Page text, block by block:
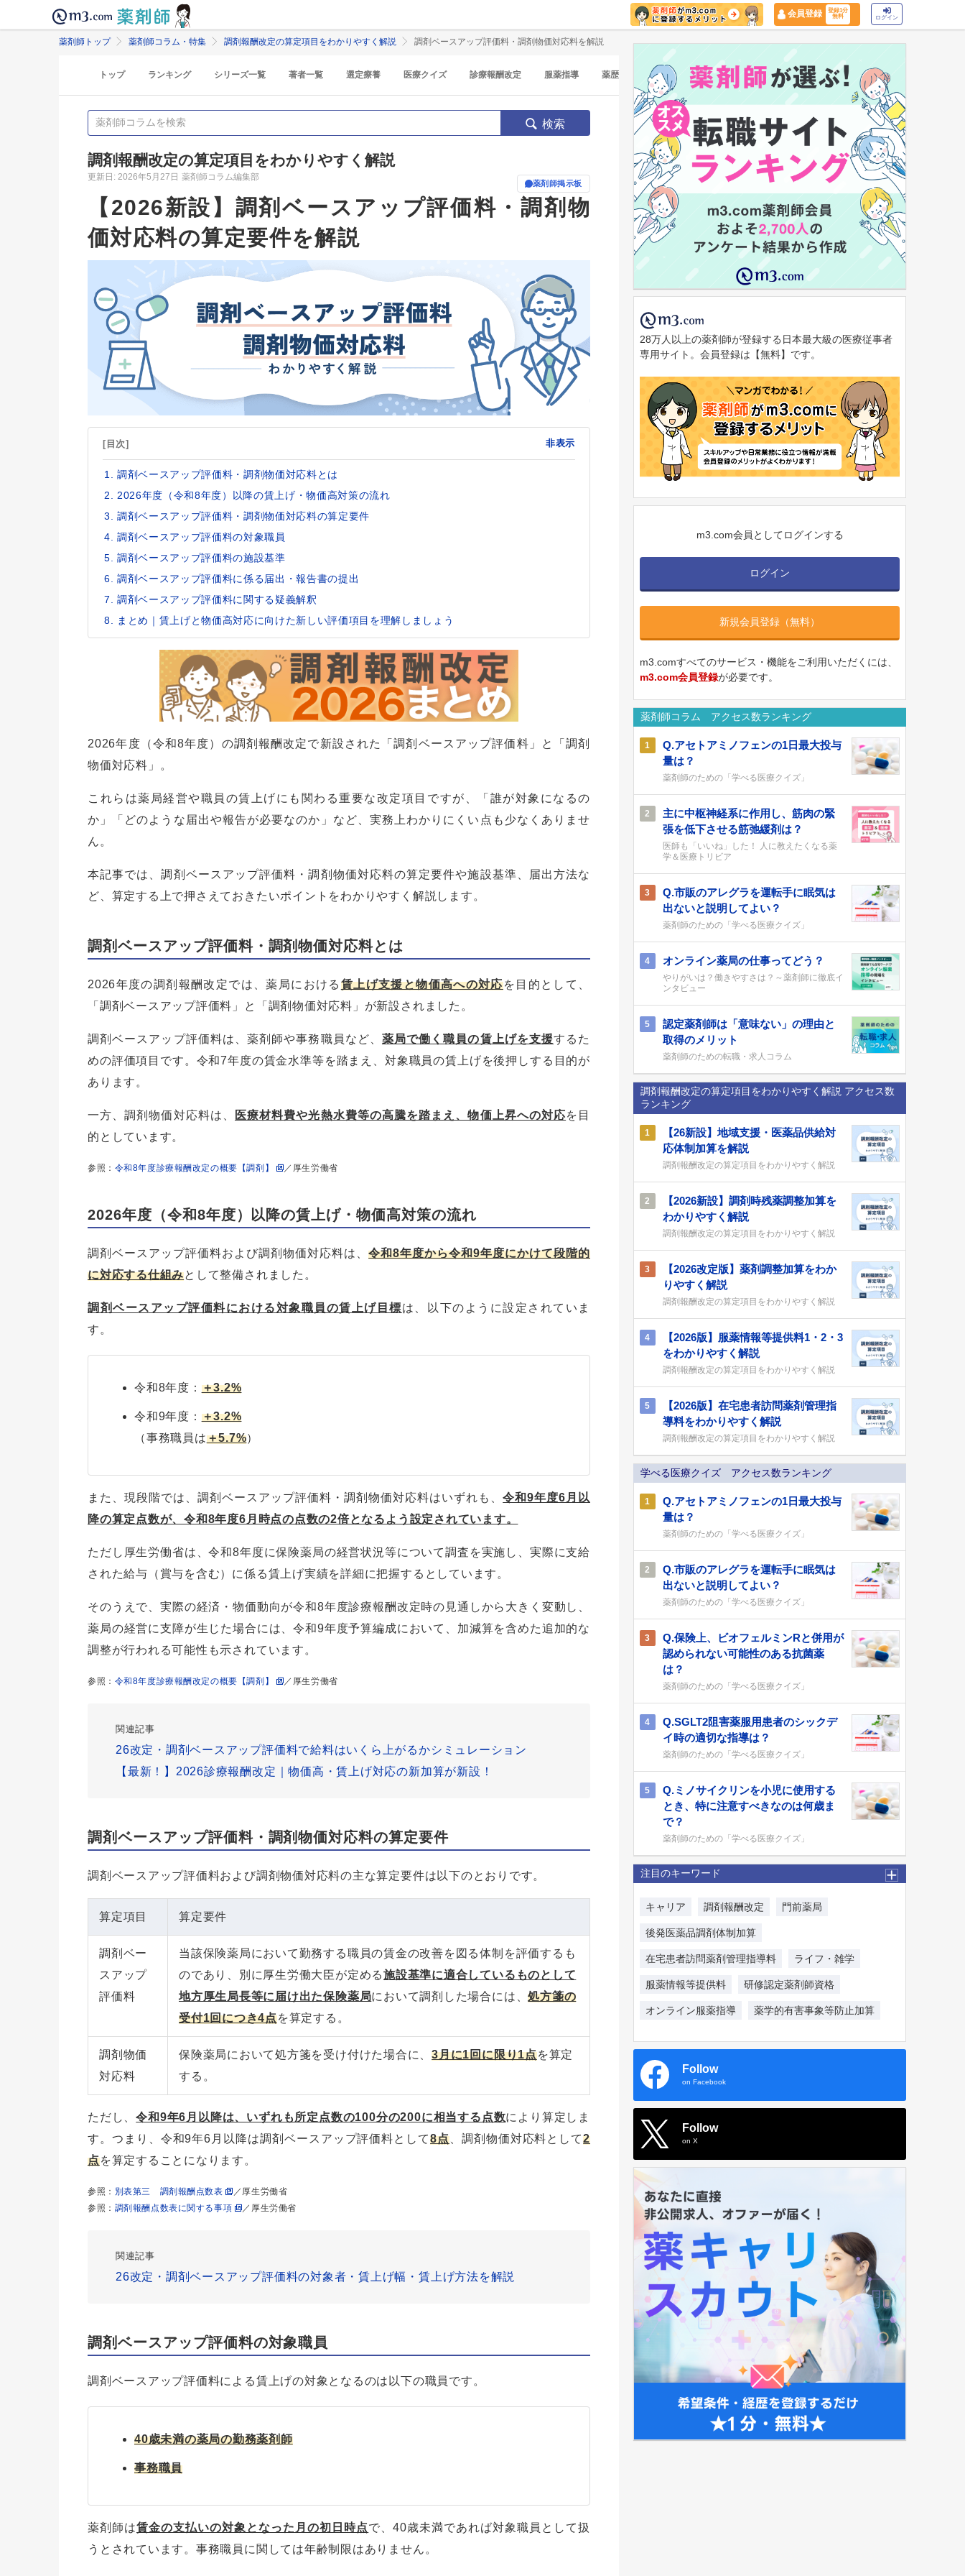
会員登録
登録1分
無料
ログイン
薬剤師トップ 薬剤師コラム・特集 調剤報酬改定の算定項目をわかりやすく解説 調剤ベースアップ評価料・調剤物価対応料を解説
トップ ランキング シリーズ一覧 著者一覧 選定療養 医療クイズ 診療報酬改定 服薬指導 薬歴 マイナ保険証
検索
調剤報酬改定の算定項目をわかりやすく解説
更新日: 2026年5月27日 薬剤師コラム編集部
薬剤師掲示板
【2026新設】調剤ベースアップ評価料・調剤物
価対応料の算定要件を解説
[目次] 非表示
調剤ベースアップ評価料・調剤物価対応料とは
2026年度（令和8年度）以降の賃上げ・物価高対策の流れ
調剤ベースアップ評価料・調剤物価対応料の算定要件
調剤ベースアップ評価料の対象職員
調剤ベースアップ評価料の施設基準
調剤ベースアップ評価料に係る届出・報告書の提出
調剤ベースアップ評価料に関する疑義解釈
まとめ｜賃上げと物価高対応に向けた新しい評価項目を理解しましょう
2026年度（令和8年度）の調剤報酬改定で新設された「調剤ベースアップ評価料」と「調剤
物価対応料」。
これらは薬局経営や職員の賃上げにも関わる重要な改定項目ですが、「誰が対象になるの
か」「どのような届出や報告が必要なのか」など、実務上わかりにくい点も少なくありませ
ん。
本記事では、調剤ベースアップ評価料・調剤物価対応料の算定要件や施設基準、届出方法な
ど、算定する上で押さえておきたいポイントをわかりやすく解説します。
調剤ベースアップ評価料・調剤物価対応料とは
2026年度の調剤報酬改定では、薬局における 賃上げ支援と物価高への対応を目的として、
「調剤ベースアップ評価料」と「調剤物価対応料」が新設されました。
調剤ベースアップ評価料は、薬剤師や事務職員など、 薬局で働く職員の賃上げを支援するた
めの評価項目です。令和7年度の賃金水準等を踏まえ、対象職員の賃上げを後押しする目的が
あります。
一方、調剤物価対応料は、 医療材料費や光熱水費等の高騰を踏まえ、物価上昇への対応を目
的としています。
参照： 令和8年度診療報酬改定の概要【調剤】 ／厚生労働省
2026年度（令和8年度）以降の賃上げ・物価高対策の流れ
調剤ベースアップ評価料および調剤物価対応料は、令和8年度から令和9年度にかけて段階的
に対応する仕組みとして整備されました。
調剤ベースアップ評価料における対象職員の賃上げ目標は、以下のように設定されていま
す。
令和8年度： ＋3.2%
令和9年度： ＋3.2%
（事務職員は＋5.7%）
また、現段階では、調剤ベースアップ評価料・調剤物価対応料はいずれも、令和9年度6月以
降の算定点数が、令和8年度6月時点の点数の2倍となるよう設定されています。
ただし厚生労働省は、令和8年度に保険薬局の経営状況等について調査を実施し、実際に支給
された給与（賞与を含む）に係る賃上げ実績を詳細に把握するとしています。
そのうえで、実際の経済・物価動向が令和8年度診療報酬改定時の見通しから大きく変動し、
薬局の経営に支障が生じた場合には、令和9年度予算編成において、加減算を含めた追加的な
調整が行われる可能性も示されています。
参照： 令和8年度診療報酬改定の概要【調剤】 ／厚生労働省
関連記事
26改定・調剤ベースアップ評価料で給料はいくら上がるかシミュレーション
【最新！】2026診療報酬改定｜物価高・賃上げ対応の新加算が新設！
調剤ベースアップ評価料・調剤物価対応料の算定要件
調剤ベースアップ評価料および調剤物価対応料の主な算定要件は以下のとおりです。
算定項目 算定要件
調剤ベー
スアップ
評価料
当該保険薬局において勤務する職員の賃金の改善を図る体制を評価するも
のであり、別に厚生労働大臣が定める施設基準に適合しているものとして
地方厚生局長等に届け出た保険薬局において調剤した場合には、処方箋の
受付1回につき4点を算定する。
調剤物価
対応料
保険薬局において処方箋を受け付けた場合に、3月に1回に限り1点を算定
する。
ただし、令和9年6月以降は、いずれも所定点数の100分の200に相当する点数により算定しま
す。つまり、令和9年6月以降は調剤ベースアップ評価料として8点、調剤物価対応料として2
点を算定することになります。
参照： 別表第三 調剤報酬点数表
／厚生労働省
参照： 調剤報酬点数表に関する事項 ／厚生労働省
関連記事
26改定・調剤ベースアップ評価料の対象者・賃上げ幅・賃上げ方法を解説
調剤ベースアップ評価料の対象職員
調剤ベースアップ評価料による賃上げの対象となるのは以下の職員です。
40歳未満の薬局の勤務薬剤師
事務職員
薬剤師は賃金の支払いの対象となった月の初日時点で、40歳未満であれば対象職員として扱
うとされています。事務職員に関しては年齢制限はありません。
28万人以上の薬剤師が登録する日本最大級の医療従事者
専用サイト。会員登録は【無料】です。
m3.com会員としてログインする
ログイン
新規会員登録（無料）
m3.comすべてのサービス・機能をご利用いただくには、
m3.com会員登録が必要です。
薬剤師コラム アクセス数ランキング
1
Q.アセトアミノフェンの1日最大投与
量は？
薬剤師のための「学べる医療クイズ」
2
主に中枢神経系に作用し、筋肉の緊
張を低下させる筋弛緩剤は？
医師も「いいね」した！ 人に教えたくなる薬
学＆医療トリビア
3
Q.市販のアレグラを運転手に眠気は
出ないと説明してよい？
薬剤師のための「学べる医療クイズ」
4 オンライン薬局の仕事ってどう？
やりがいは？働きやすさは？～薬剤師に徹底イ
ンタビュー
5
認定薬剤師は「意味ない」の理由と
取得のメリット
薬剤師のための転職・求人コラム
調剤報酬改定の算定項目をわかりやすく解説 アクセス数
ランキング
1
【26新設】地域支援・医薬品供給対
応体制加算を解説
調剤報酬改定の算定項目をわかりやすく解説
2
【2026新設】調剤時残薬調整加算を
わかりやすく解説
調剤報酬改定の算定項目をわかりやすく解説
3
【2026改定版】薬剤調整加算をわか
りやすく解説
調剤報酬改定の算定項目をわかりやすく解説
4
【2026版】服薬情報等提供料1・2・3
をわかりやすく解説
調剤報酬改定の算定項目をわかりやすく解説
5
【2026版】在宅患者訪問薬剤管理指
導料をわかりやすく解説
調剤報酬改定の算定項目をわかりやすく解説
学べる医療クイズ アクセス数ランキング
1
Q.アセトアミノフェンの1日最大投与
量は？
薬剤師のための「学べる医療クイズ」
2
Q.市販のアレグラを運転手に眠気は
出ないと説明してよい？
薬剤師のための「学べる医療クイズ」
3
Q.保険上、ビオフェルミンRと併用が
認められない可能性のある抗菌薬
は？
薬剤師のための「学べる医療クイズ」
4
Q.SGLT2阻害薬服用患者のシックデ
イ時の適切な指導は？
薬剤師のための「学べる医療クイズ」
5
Q.ミノサイクリンを小児に使用する
とき、特に注意すべきなのは何歳ま
で？
薬剤師のための「学べる医療クイズ」
注目のキーワード
キャリア 調剤報酬改定 門前薬局
後発医薬品調剤体制加算
在宅患者訪問薬剤管理指導料 ライフ・雑学
服薬情報等提供料 研修認定薬剤師資格
オンライン服薬指導 薬学的有害事象等防止加算
Follow
on Facebook
Follow
on X